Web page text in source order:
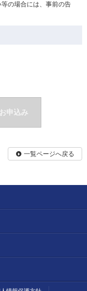
の場合には、事前の告
申込み
一覧ページへ戻る